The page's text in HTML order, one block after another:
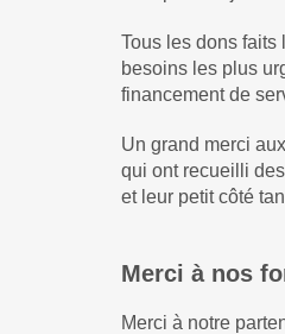
Tous les dons faits
besoins les plus
financement de
Un grand merci
qui ont recueilli
et leur petit côté
Merci à nos
Merci à notre